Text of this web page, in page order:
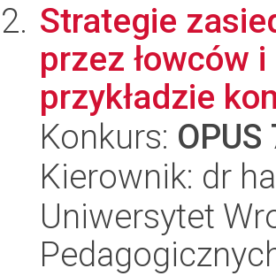
Strategie
przez łowców
przykładzie
Konkurs: OPUS
Kierownik: dr
Uniwersytet